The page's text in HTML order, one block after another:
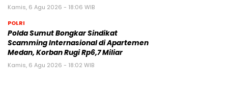
Kamis, 6 Agu 2026 - 18:06 WIB
POLRI
Polda Sumut Bongkar Sindikat
Scamming Internasional di Apartemen
Medan, Korban Rugi Rp6,7 Miliar
Kamis, 6 Agu 2026 - 18:02 WIB